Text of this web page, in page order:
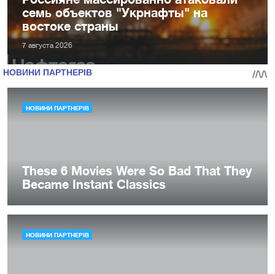
семь объектов "Укрнафты" на
востоке страны
7 августа 2026